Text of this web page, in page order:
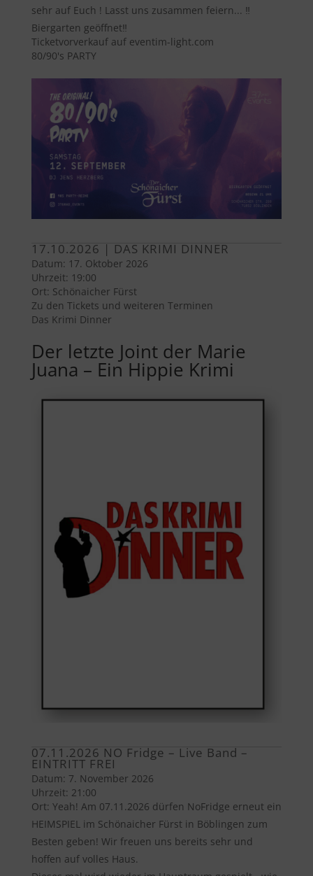
sehr auf Euch ! Lasst uns zusammen feiern... ‼️
Biergarten geöffnet‼️
Ticketvorverkauf auf eventim-light.com
80/90's PARTY
17.10.2026 | DAS KRIMI DINNER
Datum: 17. Oktober 2026
Uhrzeit: 19:00
Ort: Schönaicher Fürst
Zu den Tickets und weiteren Terminen
Das Krimi Dinner
Der letzte Joint der Marie
Juana – Ein Hippie Krimi
07.11.2026 NO Fridge – Live Band –
EINTRITT FREI
Datum: 7. November 2026
Uhrzeit: 21:00
Ort: Yeah! Am 07.11.2026 dürfen NoFridge erneut ein
HEIMSPIEL im Schönaicher Fürst in Böblingen zum
Besten geben! Wir freuen uns bereits sehr und
hoffen auf volles Haus.